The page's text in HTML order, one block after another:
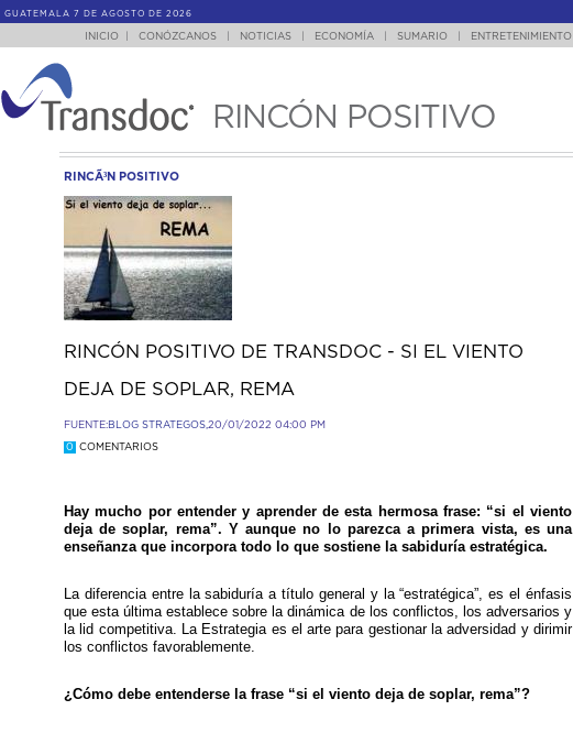
GUATEMALA 7 DE AGOSTO DE 2026
INICIO CONÓZCANOS NOTICIAS ECONOMÍA SUMARIO ENTRETENIMIENTO
RINCÓN POSITIVO
RINCÃ³N POSITIVO
RINCÓN POSITIVO DE TRANSDOC - SI EL VIENTO
DEJA DE SOPLAR, REMA
FUENTE:BLOG STRATEGOS,20/01/2022 04:00 PM
0 COMENTARIOS
Hay mucho por entender y aprender de esta hermosa frase: “si el viento
deja de soplar, rema”. Y aunque no lo parezca a primera vista, es una
enseñanza que incorpora todo lo que sostiene la sabiduría estratégica.
La diferencia entre la sabiduría a título general y la “estratégica”, es el énfasis
que esta última establece sobre la dinámica de los conflictos, los adversarios y
la lid competitiva. La Estrategia es el arte para gestionar la adversidad y dirimir
los conflictos favorablemente.
¿Cómo debe entenderse la frase “si el viento deja de soplar, rema”?